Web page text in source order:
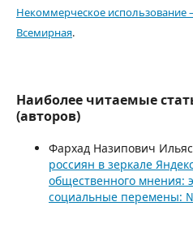
Некоммерческое использование
Всемирная.
Наиболее читаемые
(авторов)
Фархад Назипович
россиян в зеркале
общественного мнения:
социальные перемены: